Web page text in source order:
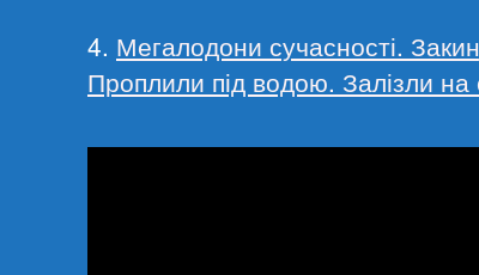
4. Мегалодони сучасності.
Проплили під водою. Залізли на